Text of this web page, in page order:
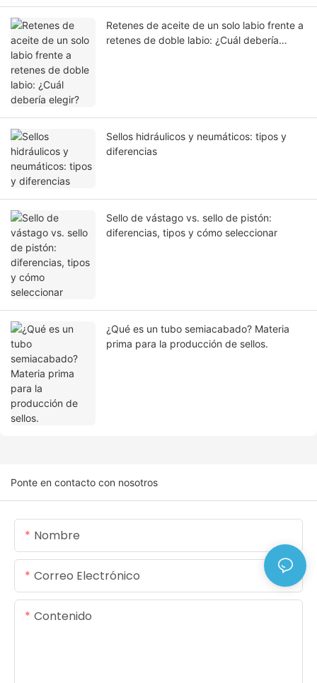
Retenes de aceite de un solo labio frente a
retenes de doble labio: ¿Cuál debería
Sellos hidráulicos y neumáticos: tipos y
diferencias
Sello de vástago vs. sello de pistón:
diferencias, tipos y cómo seleccionar
¿Qué es un tubo semiacabado? Materia
prima para la producción de sellos.
Ponte en contacto con nosotros
Nombre
Correo Electrónico
Contenido